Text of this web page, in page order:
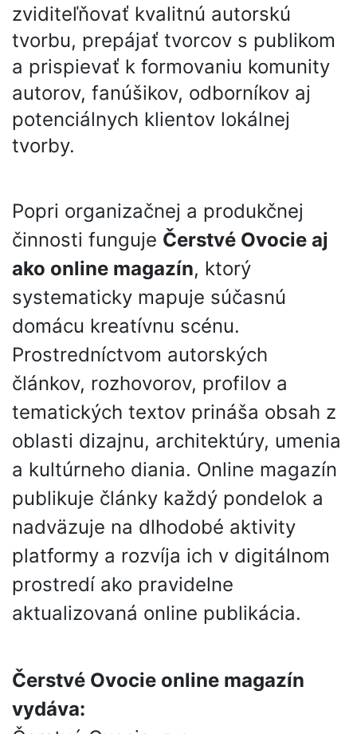
zviditeľňovať kvalitnú autorskú
tvorbu, prepájať tvorcov s publikom
a prispievať k formovaniu komunity
autorov, fanúšikov, odborníkov aj
potenciálnych klientov lokálnej
tvorby.
Popri organizačnej a produkčnej
činnosti funguje Čerstvé Ovocie aj
ako online magazín, ktorý
systematicky mapuje súčasnú
domácu kreatívnu scénu.
Prostredníctvom autorských
článkov, rozhovorov, profilov a
tematických textov prináša obsah z
oblasti dizajnu, architektúry, umenia
a kultúrneho diania. Online magazín
publikuje články každý pondelok a
nadväzuje na dlhodobé aktivity
platformy a rozvíja ich v digitálnom
prostredí ako pravidelne
aktualizovaná online publikácia.
Čerstvé Ovocie online magazín
vydáva: